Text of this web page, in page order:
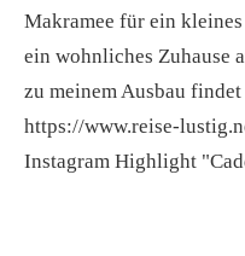
Makramee für ein
ein wohnliches Zuhause
zu meinem Ausbau
https://www.reise-
Instagram Highlight